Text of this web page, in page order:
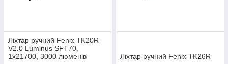
Ліхтар ручний Fenix TK20R
V2.0 Luminus SFT70,
1х21700, 3000 люменів
Ліхтар ручний Fenix TK26R